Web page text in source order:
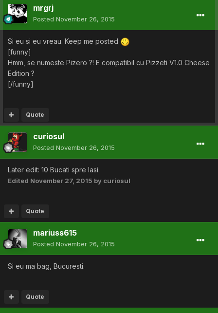
mrgrj
Posted November 26, 2015
Si eu si eu vreau. Keep me posted
[funny]
Hmm, se numeste Pizero ?! E compatibil cu Pizzeti V1.0 Cheese
Edition ?
[/funny]
Quote
curiosul
Posted November 26, 2015
Later edit: 10 Bucati spre Iasi.
Edited November 27, 2015 by curiosul
Quote
mariuss615
Posted November 26, 2015
Si eu ma bag, Bucuresti.
Quote